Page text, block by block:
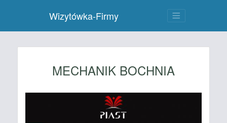
Wizytówka-Firmy
MECHANIK BOCHNIA